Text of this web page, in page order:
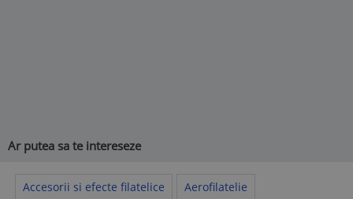
Ar putea sa te intereseze
Accesorii si efecte filatelice Aerofilatelie